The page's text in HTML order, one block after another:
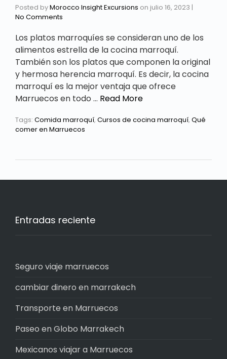
Posted byMorocco Insight Excursions on julio 16, 2023 |
No Comments
Los platos marroquíes se consideran uno de los
alimentos estrella de la cocina marroquí.
También son los platos que componen la original
y hermosa herencia marroquí. Es decir, la cocina
marroquí es la mejor ventaja que ofrece
Marruecos en todo … Read More
Tags: Comida marroquí, Cursos de cocina marroquí, Qué
comer en Marruecos
Entradas reciente
Seguro viaje marruecos
cambiar dinero en marrakech
Transporte en Marruecos
Paseo en Globo Marrakech
Mexicanos viajar a Marruecos